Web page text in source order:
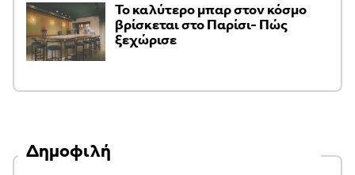
Το καλύτερο μπαρ στον κόσμο
βρίσκεται στο Παρίσι- Πώς
ξεχώρισε
Δημοφιλή